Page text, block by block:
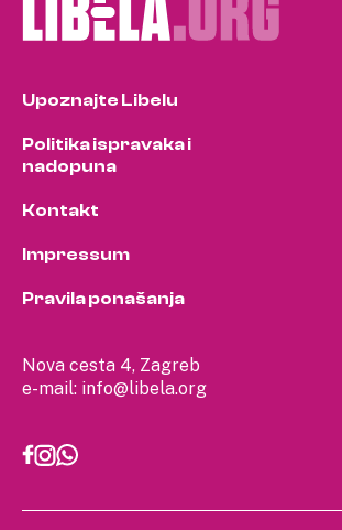
Nova cesta 4, Zagreb
e-mail: info@libela.org
Upoznajte Libelu
Politika ispravaka i
nadopuna
Kontakt
Impressum
Pravila ponašanja